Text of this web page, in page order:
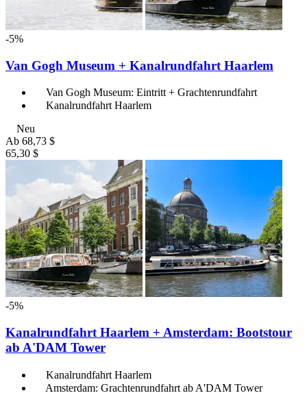
-5%
Van Gogh Museum + Kanalrundfahrt Haarlem
Van Gogh Museum: Eintritt + Grachtenrundfahrt
Kanalrundfahrt Haarlem
Neu
Ab 68,73 $
65,30 $
-5%
Kanalrundfahrt Haarlem + Amsterdam: Bootstour
ab A'DAM Tower
Kanalrundfahrt Haarlem
Amsterdam: Grachtenrundfahrt ab A'DAM Tower